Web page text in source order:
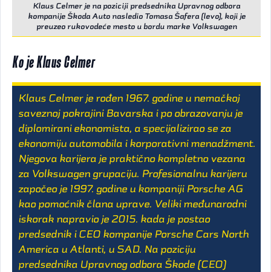
Klaus Celmer je na poziciji predsednika Upravnog odbora
kompanije Škoda Auto nasledio Tomasa Šafera (levo), koji je
preuzeo rukovodeće mesto u bordu marke Volkswagen
Ko je Klaus Celmer
Klaus Celmer je rođen 1967. godine u nemačkoj
saveznoj pokrajini Bavarska i po obrazovanju je
diplomirani ekonomista, a specijalizirao se za
ekonomiju automobila i korporativni menadžment.
Njegova karijera je praktično kompletno vezana
za Volkswagen grupaciju. Profesionalnu karijeru
započeo je 1997. godine u kompaniji Porsche AG
kao pomoćnik člana uprave. Veliki međunarodni
iskorak napravio je 2015. kada je postao
predsednik i CEO kompanije Porsche Cars North
America u Atlanti, u SAD. Na poziciju
predsednika Upravnog odbora Škode (CEO)